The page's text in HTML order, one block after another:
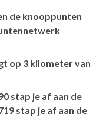
de knooppunten
op 3 kilometer van
stap je af aan de
stap je af aan de